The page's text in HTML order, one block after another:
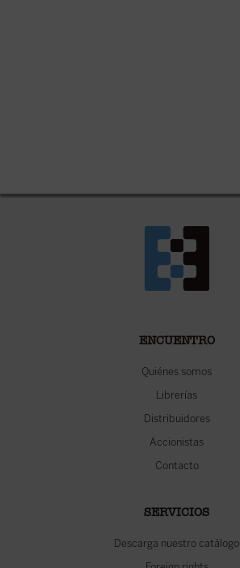
ENCUENTRO
Quiénes somos
Librerías
Distribuidores
Accionistas
Contacto
SERVICIOS
Descarga nuestro catálogo